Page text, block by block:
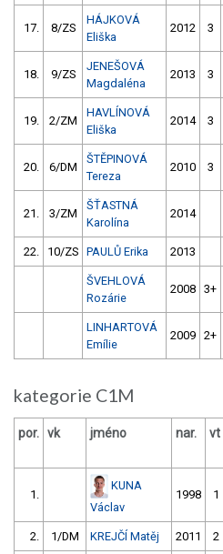
17. 8/ZS
HÁJKOVÁ
Eliška
2012 3
18. 9/ZS
JENEŠOVÁ
Magdaléna
2013 3
19. 2/ZM
HAVLÍNOVÁ
Eliška
2014 3
20. 6/DM
ŠTĚPINOVÁ
Tereza
2010 3
21. 3/ZM
ŠŤASTNÁ
Karolína
2014
22. 10/ZS PAULŮ Erika 2013
ŠVEHLOVÁ
Rozárie
2008 3+
LINHARTOVÁ
Emílie
2009 2+
kategorie C1M
por. vk jméno nar. vt
1.
KUNA
Václav
1998 1
2. 1/DM KREJČÍ Matěj 2011 2